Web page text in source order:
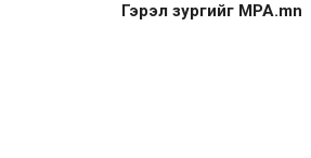
Гэрэл зургийг MPA.mn